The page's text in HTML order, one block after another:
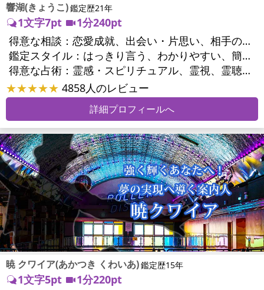
響湖(きょうこ)鑑定歴21年
1文字7pt
1分240pt
得意な相談：
恋愛成就、出会い・片思い、相手の気持ち、相性、結婚、男心・女心、二人の今後、複雑な恋愛、三角関係、不倫、復縁、離婚、同性愛・LGBT、人間関係、職場の人間関係、対人関係、仕事運、適職、転職、進路、就職、人生全般、使命、経営相談、人事、開業、夢、目標、ビジネスチャンス、パワーハラスメント、セクシャルハラスメント、家族関係、夫婦関係、家庭問題、夫婦問題、親族問題、育児・子育て、シングルマザー、ドメスティックバイオレンス、相続関係、美容、精神問題、心の問題、うつ、トラウマ、ストレス、いじめ、人生相談、霊的問題、守護霊様、前世、夢診断、ペットの気持ち、ペットへのヒーリング、パワーストーン選択、引越し・転居、方位、開運指導、健康運、金運、ご近所問題、縁切り
鑑定スタイル：
はっきり言う、わかりやすい、簡潔、的確、納得感、情報量が多い、友達のように相談できる、聞き上手、じっくり聞いてくれる、深く濃厚、実力派
得意な占術：
霊感・スピリチュアル、霊視、霊聴、透視、過去視、前世・来世、波動修正、オーラ、エネルギー調整、チャクラ、ペットの気持ち、タロット、オラクルカード、算命学、風水、姓名判断、九星気学、四柱推命、数秘術、夢診断、人相(顔相)、ダウジング、ルーン、パワーストーン、水晶、ヒーリング、レイキ、カウンセリング、オリジナル占術
★★★★★ 4858人のレビュー
詳細プロフィールへ
暁 クワイア(あかつき くわいあ)鑑定歴15年
1文字5pt
1分220pt